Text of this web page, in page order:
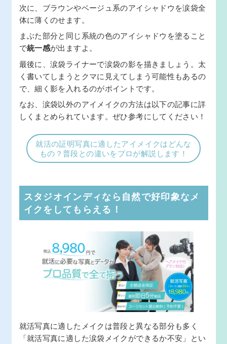
次に、ブラウンやベージュ系のアイシャドウを涙袋全
体に薄くのせます。
まぶた部分と同じ系統の色のアイシャドウを塗ること
で統一感が出ますよ。
最後に、涙袋ライナーで涙袋の影を描きましょう。太
く書いてしまうとクマに見えてしまう可能性もあるの
で、細く影を入れるのがポイントです。
なお、涙袋以外のアイメイクの方法は以下の記事に詳
しくまとめられています。ぜひ参考にしてください！
就活の証明写真に適したアイメイクはどんな
もの？普段との違いをプロが解説します！
スタジオインディなら自然で好印象なメ
イクをしてもらえる！
就活写真に適したメイクは普段と異なる部分も多く
「就活写真に適した涙袋メイクができるか不安」とい